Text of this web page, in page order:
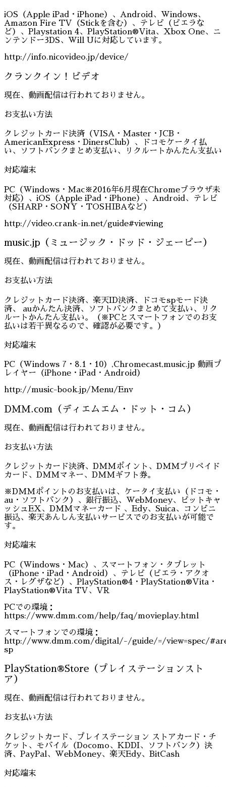
iOS（Apple iPad・iPhone）、Android、Windows、
Amazon Fire TV（Stickを含む）、テレビ（ビエラな
ど）、Playstation 4、PlayStation®Vita、Xbox One、ニ
ンテンドー3DS、Will Uに対応しています。
http://info.nicovideo.jp/device/
クランクイン！ビデオ
現在、動画配信は行われておりません。
お支払い方法
クレジットカード決済（VISA・Master・JCB・
AmericanExpress・DinersClub）、ドコモケータイ払
い、ソフトバンクまとめ支払い、リクルートかんたん支払い
対応端末
PC（Windows・Mac※2016年6月現在Chromeブラウザ未
対応）、iOS（Apple iPad・iPhone）、Android、テレビ
（SHARP・SONY・TOSHIBAなど）
http://video.crank-in.net/guide#viewing
music.jp（ミュージック・ドッド・ジェーピー）
現在、動画配信は行われておりません。
お支払い方法
クレジットカード決済、楽天ID決済、ドコモspモード決
済、 auかんたん決済、ソフトバンクまとめて支払い、リク
ルートかんたん支払い。（※PCとスマートフォンでのお支
払いは若干異なるので、確認が必要です。）
対応端末
PC（Windows 7・8.1・10）,Chromecast,music.jp 動画プ
レイヤー（iPhone・iPad・Android）
http://music-book.jp/Menu/Env
DMM.com（ディエムエム・ドット・コム）
現在、動画配信は行われておりません。
お支払い方法
クレジットカード決済、DMMポイント、DMMプリペイド
カード、DMMマネー、DMMギフト券。
※DMMポイントのお支払いは、ケータイ支払い（ドコモ・
au・ソフトバンク）、銀行振込、WebMoney、ビットキャ
ッシュEX、DMMマネーカード 、Edy、Suica、コンビニ
振込、楽天あんしん支払いサービスでのお支払いが可能で
す。
対応端末
PC（Windows・Mac）、スマートフォン・タブレット
（iPhone・iPad・Android）、テレビ（ビエラ・アクオ
ス・レグザなど）、PlayStation®4・PlayStation®Vita・
PlayStation®Vita TV、VR
PCでの環境：
https://www.dmm.com/help/faq/movieplay.html
スマートフォンでの環境：
http://www.dmm.com/digital/-/guide/=/view=spec/
sp
PlayStation®Store（プレイステーションスト
ア）
現在、動画配信は行われておりません。
お支払い方法
クレジットカード、プレイステーション ストアカード・チ
ケット、モバイル（Docomo、KDDI、ソフトバンク）決
済、PayPal、WebMoney、楽天Edy、BitCash
対応端末